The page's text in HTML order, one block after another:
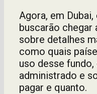
Agora, em
buscarão chegar
sobre detalhes
como quais
uso desse
administrado e
pagar e quanto.